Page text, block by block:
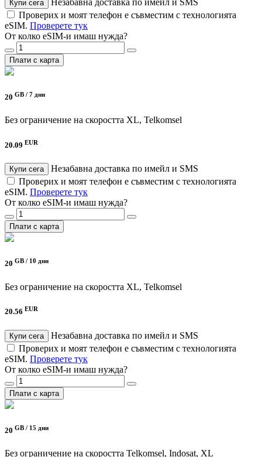
Купи сега
Проверих и моят телефон е съвместим с технологията
eSIM. Проверете тук
От колко eSIM-и имаш нужда?
Плати с карта
20 GB / 7 дни
Без ограничение на скоростта XL, Telkomsel
20.09 EUR
Купи сега
Незабавна доставка по имейл и SMS
Проверих и моят телефон е съвместим с технологията
eSIM. Проверете тук
От колко eSIM-и имаш нужда?
Плати с карта
20 GB / 10 дни
Без ограничение на скоростта XL, Telkomsel
20.56 EUR
Купи сега
Незабавна доставка по имейл и SMS
Проверих и моят телефон е съвместим с технологията
eSIM. Проверете тук
От колко eSIM-и имаш нужда?
Плати с карта
20 GB / 15 дни
Без ограничение на скоростта Telkomsel, Indosat, XL